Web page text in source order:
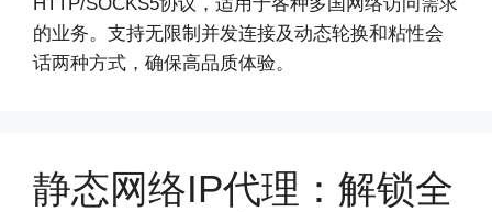
的业务。支持无限制并发连接及动态轮换和粘性会
话两种方式，确保高品质体验。
静态网络IP代理：解锁全